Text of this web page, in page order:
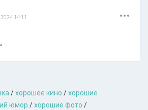
14:11 ...
/хорошее кино /хорошие
юмор /хорошие фото /